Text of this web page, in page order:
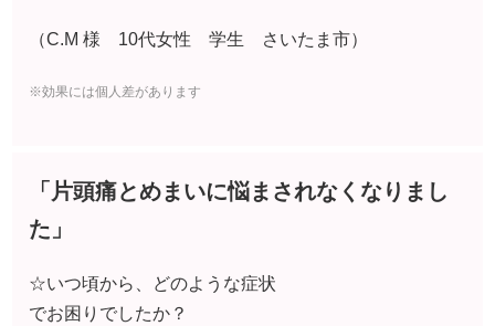
た」
☆いつ頃から、どのような症状
40代になり片頭痛の回数も増
え、それによるめまいに悩まさ
れていました。
も年々悪化していました。